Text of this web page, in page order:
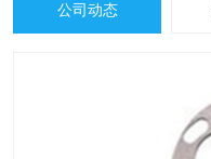
公司动态